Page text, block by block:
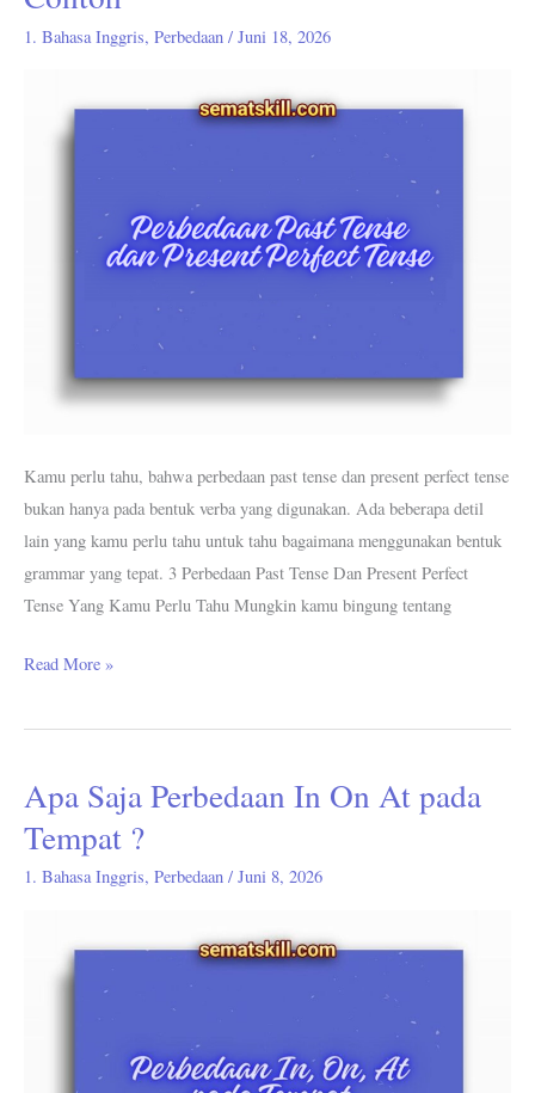
1. Bahasa Inggris, Perbedaan / Juni 18, 2026
Kamu perlu tahu, bahwa perbedaan past tense dan present perfect tense
bukan hanya pada bentuk verba yang digunakan. Ada beberapa detil
lain yang kamu perlu tahu untuk tahu bagaimana menggunakan bentuk
grammar yang tepat. 3 Perbedaan Past Tense Dan Present Perfect
Tense Yang Kamu Perlu Tahu Mungkin kamu bingung tentang
Tense
Perfect
Read More »
Apa Saja Perbedaan In On At pada
Tempat ?
1. Bahasa Inggris, Perbedaan / Juni 8, 2026
Apa
Saja
Perbedaan
In